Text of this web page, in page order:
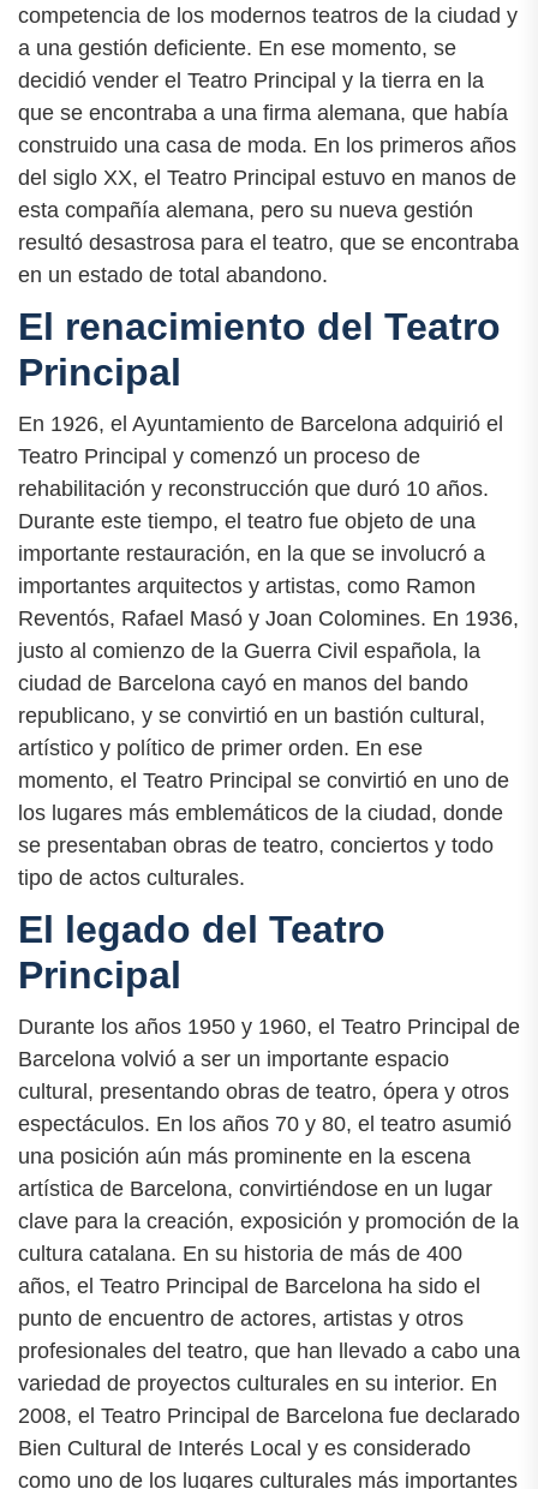
competencia de los modernos teatros de la ciudad y
a una gestión deficiente. En ese momento, se
decidió vender el Teatro Principal y la tierra en la
que se encontraba a una firma alemana, que había
construido una casa de moda. En los primeros años
del siglo XX, el Teatro Principal estuvo en manos de
esta compañía alemana, pero su nueva gestión
resultó desastrosa para el teatro, que se encontraba
en un estado de total abandono.
El renacimiento del Teatro
Principal
En 1926, el Ayuntamiento de Barcelona adquirió el
Teatro Principal y comenzó un proceso de
rehabilitación y reconstrucción que duró 10 años.
Durante este tiempo, el teatro fue objeto de una
importante restauración, en la que se involucró a
importantes arquitectos y artistas, como Ramon
Reventós, Rafael Masó y Joan Colomines. En 1936,
justo al comienzo de la Guerra Civil española, la
ciudad de Barcelona cayó en manos del bando
republicano, y se convirtió en un bastión cultural,
artístico y político de primer orden. En ese
momento, el Teatro Principal se convirtió en uno de
los lugares más emblemáticos de la ciudad, donde
se presentaban obras de teatro, conciertos y todo
tipo de actos culturales.
El legado del Teatro
Principal
Durante los años 1950 y 1960, el Teatro Principal de
Barcelona volvió a ser un importante espacio
cultural, presentando obras de teatro, ópera y otros
espectáculos. En los años 70 y 80, el teatro asumió
una posición aún más prominente en la escena
artística de Barcelona, convirtiéndose en un lugar
clave para la creación, exposición y promoción de la
cultura catalana. En su historia de más de 400
años, el Teatro Principal de Barcelona ha sido el
punto de encuentro de actores, artistas y otros
profesionales del teatro, que han llevado a cabo una
variedad de proyectos culturales en su interior. En
2008, el Teatro Principal de Barcelona fue declarado
Bien Cultural de Interés Local y es considerado
como uno de los lugares culturales más importantes